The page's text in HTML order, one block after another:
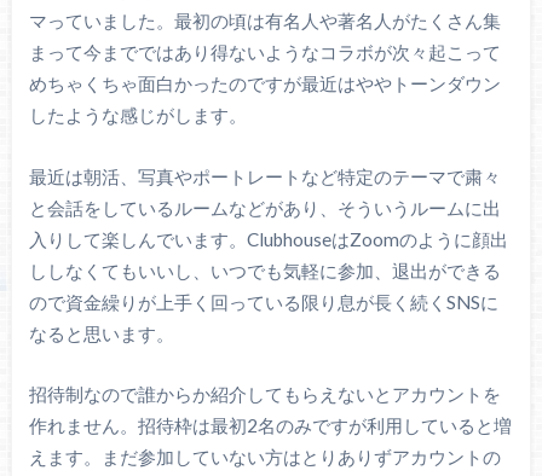
マっていました。最初の頃は有名人や著名人がたくさん集
まって今までではあり得ないようなコラボが次々起こって
めちゃくちゃ面白かったのですが最近はややトーンダウン
したような感じがします。
最近は朝活、写真やポートレートなど特定のテーマで粛々
と会話をしているルームなどがあり、そういうルームに出
入りして楽しんでいます。ClubhouseはZoomのように顔出
ししなくてもいいし、いつでも気軽に参加、退出ができる
ので資金繰りが上手く回っている限り息が長く続くSNSに
なると思います。
招待制なので誰からか紹介してもらえないとアカウントを
作れません。招待枠は最初2名のみですが利用していると増
えます。まだ参加していない方はとりありずアカウントの